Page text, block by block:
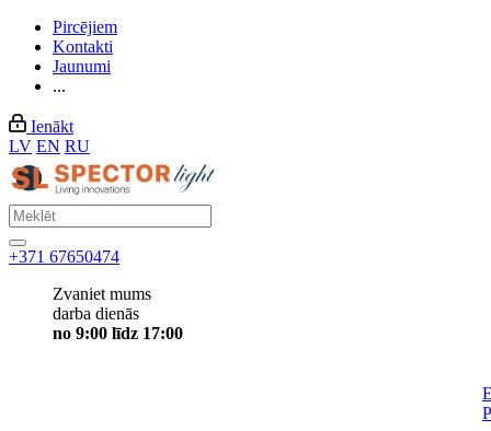
Pircējiem
Kontakti
Jaunumi
...
Ienākt
LV EN RU
+371 67650474
Zvaniet mums
darba dienās
no 9:00 līdz 17:00